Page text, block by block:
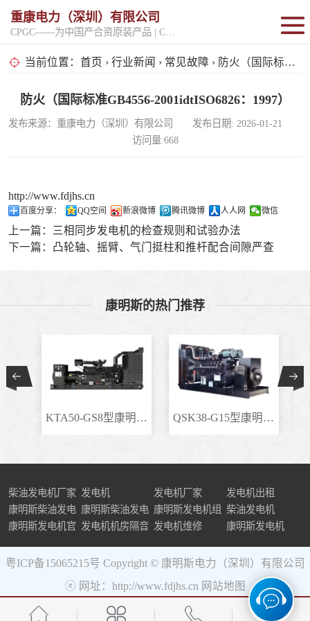
重康电力（深圳）有限公司
当前位置： 首页 › 行业新闻 › 常见故障 › 防火（国际标准GB4556-2001idtISO6826：1997）
防火（国际标准GB4556-2001idtISO6826：1997）
发布来源：重康电力（深圳）有限公司 发布日期: 2026-01-21
访问量:668
http://www.fdjhs.cn
百度分享： QQ空间 新浪微博 腾讯微博 人人网 微信
上一篇：
三相同步发电机的检查规则和试验办法
下一篇： 凸轮轴、摇臂、气门挺柱和推杆配合间隙严查
康明斯的热门推荐
KTA50-GS8型康明斯柴.. QSK38-G15型康明斯柴..
柴油发电机厂家 发电机 发电机厂家
发电机出租
康明斯柴油发电
机组
康明斯柴油发电
机
康明斯发电机组 柴油发电机
康明斯发电机官 发电机机房隔音 发电机维修 康明斯发电机
粤ICP备15065215号 Copyright © 康明斯电力（深圳）有限公司
ⓔ 网址：http://www.fdjhs.cn 网站地图
固定开架式
超静音型
移动电站